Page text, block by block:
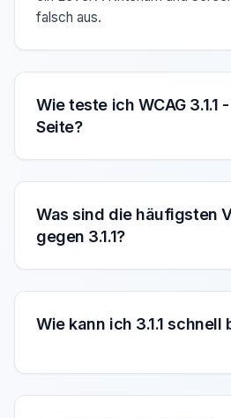
falsch aus.
Wie teste ich WCAG 3.1.1
Seite?
Was sind die häufigsten
gegen 3.1.1?
Wie kann ich 3.1.1 schnell